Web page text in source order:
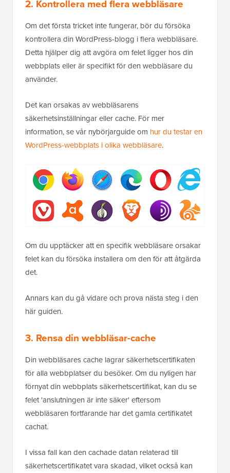
2. Kontrollera med flera webbläsare
Om det första tricket inte fungerar, bör du försöka
kontrollera din WordPress-blogg i flera webbläsare.
Detta hjälper dig att avgöra om felet ligger hos din
webbplats eller är specifikt för den webbläsare du
använder.
Det kan orsakas av webbläsarens
säkerhetsinställningar eller cache. För mer
information, se vår nybörjarguide om hur du testar en
WordPress-webbplats i olika webbläsare.
Om du upptäcker att en specifik webbläsare orsakar
felet kan du försöka installera om den för att åtgärda
det.
Annars kan du gå vidare och prova nästa steg i den
här guiden.
3. Rensa din webbläsar-cache
Din webbläsares cache lagrar säkerhetscertifikaten
för alla webbplatser du besöker. Om du nyligen har
förnyat din webbplats säkerhetscertifikat, kan du se
felet 'anslutningen är inte säker' eftersom
webbläsaren fortfarande har det gamla certifikatet
cachat.
I vissa fall kan den cachade datan relaterad till
säkerhetscertifikatet vara skadad, vilket också kan